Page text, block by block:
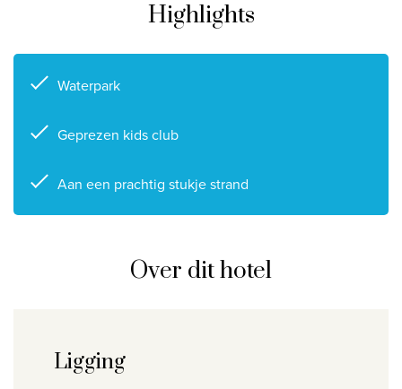
Highlights
Waterpark
Geprezen kids club
Aan een prachtig stukje strand
Over dit hotel
Ligging